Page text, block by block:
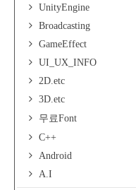
UnityEngine
Broadcasting
GameEffect
UI_UX_INFO
2D.etc
3D.etc
무료Font
C++
Android
A.I